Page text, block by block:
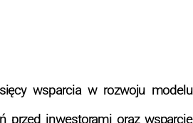
wsparcia w rozwoju modelu
przed inwestorami oraz wsparcie